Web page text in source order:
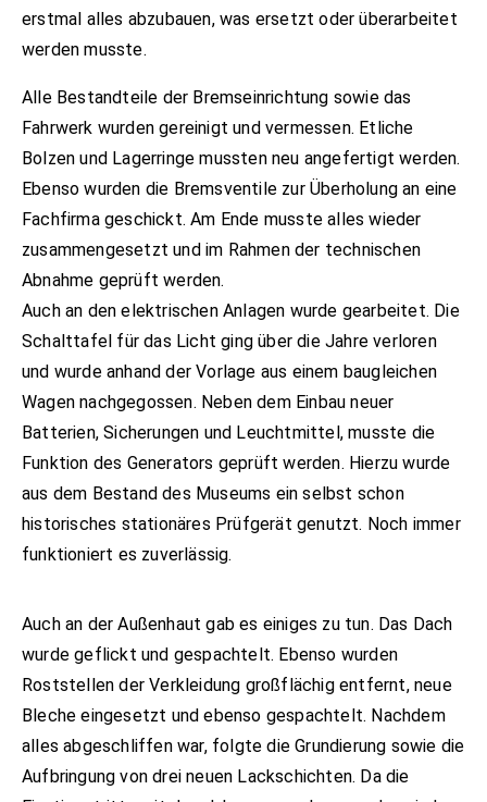
erstmal alles abzubauen, was ersetzt oder überarbeitet
werden musste.
Alle Bestandteile der Bremseinrichtung sowie das
Fahrwerk wurden gereinigt und vermessen. Etliche
Bolzen und Lagerringe mussten neu angefertigt werden.
Ebenso wurden die Bremsventile zur Überholung an eine
Fachfirma geschickt. Am Ende musste alles wieder
zusammengesetzt und im Rahmen der technischen
Abnahme geprüft werden.
Auch an den elektrischen Anlagen wurde gearbeitet. Die
Schalttafel für das Licht ging über die Jahre verloren
und wurde anhand der Vorlage aus einem baugleichen
Wagen nachgegossen. Neben dem Einbau neuer
Batterien, Sicherungen und Leuchtmittel, musste die
Funktion des Generators geprüft werden. Hierzu wurde
aus dem Bestand des Museums ein selbst schon
historisches stationäres Prüfgerät genutzt. Noch immer
funktioniert es zuverlässig.
Auch an der Außenhaut gab es einiges zu tun. Das Dach
wurde geflickt und gespachtelt. Ebenso wurden
Roststellen der Verkleidung großflächig entfernt, neue
Bleche eingesetzt und ebenso gespachtelt. Nachdem
alles abgeschliffen war, folgte die Grundierung sowie die
Aufbringung von drei neuen Lackschichten. Da die